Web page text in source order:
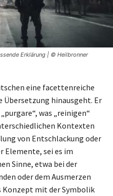
Erklärung | © Heilbronner
eine facettenreiche
Übersetzung hinausgeht. Er
was „reinigen“
Kontexten
von Entschlackung oder
Elemente, sei es im
Sinne, etwa bei der
oder dem Ausmerzen
Konzept mit der Symbolik